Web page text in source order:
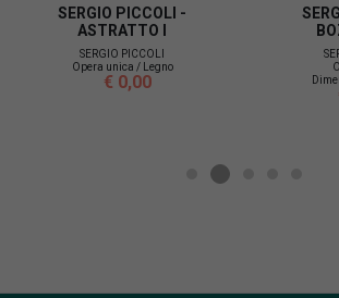
SERGIO PICCOLI -
ASTRATTO I
SERGIO PICCOLI
Opera unica / Legno
€ 0,00